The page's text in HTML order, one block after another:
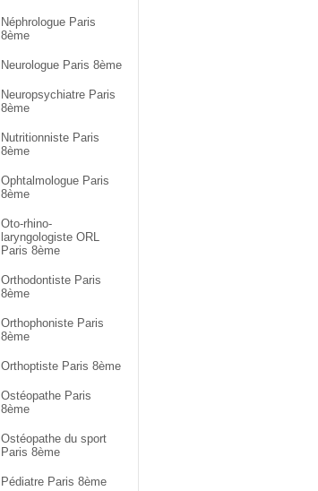
Néphrologue Paris
8ème
Neurologue Paris 8ème
Neuropsychiatre Paris
8ème
Nutritionniste Paris
8ème
Ophtalmologue Paris
8ème
Oto-rhino-
laryngologiste ORL
Paris 8ème
Orthodontiste Paris
8ème
Orthophoniste Paris
8ème
Orthoptiste Paris 8ème
Ostéopathe Paris
8ème
Ostéopathe du sport
Paris 8ème
Pédiatre Paris 8ème